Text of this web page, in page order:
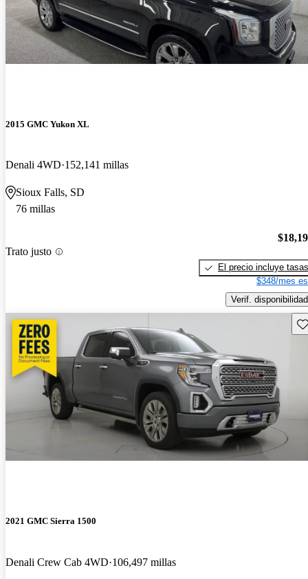
2015 GMC Yukon XL
Denali 4WD 152,141 millas
Sioux Falls, SD
76 millas
Trato justo
El precio incluye tasas
$348/mes
Verif. disponibilidad
2021 GMC Sierra 1500
Denali Crew Cab 4WD 106,497 millas